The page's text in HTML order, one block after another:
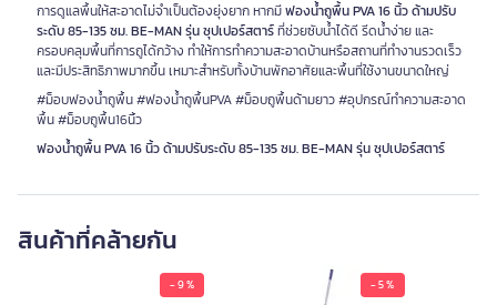
การดูแลพื้นให้สะอาดไม่จำเป็นต้องยุ่งยาก หากมีฟองน้ำถูพื้น PVA 16 นิ้ว ด้ามปรับ
ระดับ 85-135 ซม. BE-MAN รุ่น ซุปเปอร์สตาร์ที่ช่วยซับน้ำได้ดี รีดน้ำง่าย และ
ครอบคลุมพื้นที่การถูได้กว้าง ทำให้การทำความสะอาดบ้านหรือสถานที่ทำงานรวดเร็ว
และมีประสิทธิภาพมากขึ้น เหมาะสำหรับทั้งบ้านพักอาศัยและพื้นที่ใช้งานขนาดใหญ่
#ม็อบฟองน้ำถูพื้น #ฟองน้ำถูพื้นPVA #ม็อบถูพื้นด้ามยาว #อุปกรณ์ทำความสะอาด
พื้น #ม็อบถูพื้น16นิ้ว
ฟองน้ำถูพื้น PVA 16 นิ้ว ด้ามปรับระดับ 85-135 ซม. BE-MAN รุ่น ซุปเปอร์สตาร์
สินค้าที่คล้ายกัน
- 9 % - 5 %